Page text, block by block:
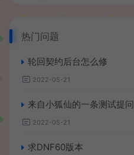
热门问题
轮回契约后台怎么修
2022-05-21
来自小狐仙的一条测试提问
2022-05-21
求DNF60版本